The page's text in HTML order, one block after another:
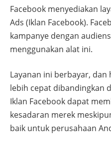
Facebook menyediakan
Ads (Iklan Facebook).
kampanye dengan
menggunakan alat ini.
Layanan ini berbayar,
lebih cepat dibandingkan
Iklan Facebook dapat
kesadaran merek
baik untuk perusahaan